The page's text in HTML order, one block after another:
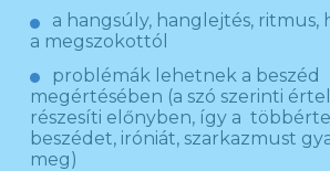
a hangsúly, hanglejtés, ritmus,
a megszokottól
problémák lehetnek a beszéd
megértésében (a szó szerinti
részesíti előnyben, így a
beszédet, iróniát, szarkazmust
meg)